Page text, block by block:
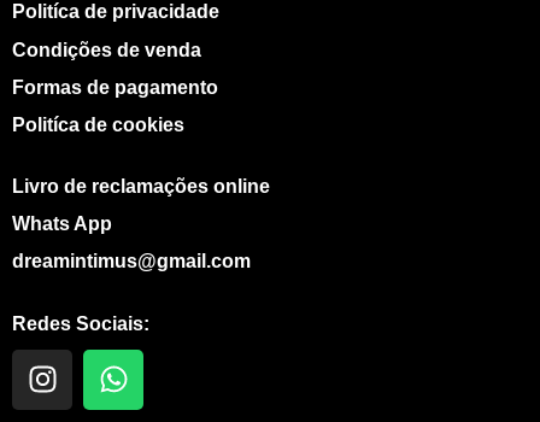
Politíca de privacidade
Condições de venda
Formas de pagamento
Politíca de cookies
Livro de reclamações online
Whats App
dreamintimus@gmail.com
Redes Sociais:
I
n
W
h